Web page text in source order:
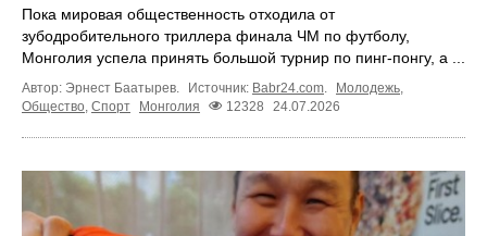
Пока мировая общественность отходила от
зубодробительного триллера финала ЧМ по футболу,
Монголия успела принять большой турнир по пинг-понгу, а ...
Автор: Эрнест Баатырев. Источник: Babr24.com. Молодежь,
Общество, Спорт Монголия 12328 24.07.2026